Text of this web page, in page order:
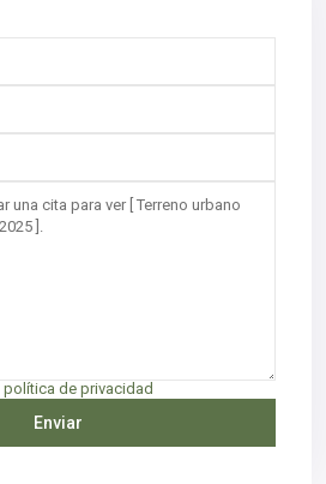
política de privacidad